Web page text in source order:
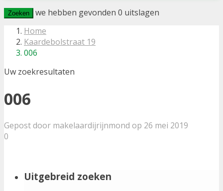
Zoeken we hebben gevonden 0 uitslagen
Home
Kaardebolstraat 19
006
Uw zoekresultaten
006
Gepost door makelaardijrijnmond op 26 mei 2019
0
Uitgebreid zoeken